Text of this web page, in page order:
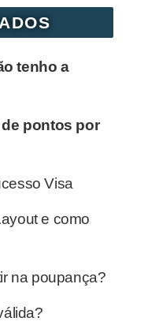
tenho a
pontos por
Visa
e como
na poupança?